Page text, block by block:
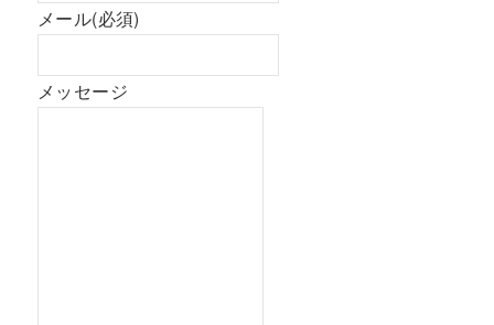
メール(必須)
メッセージ